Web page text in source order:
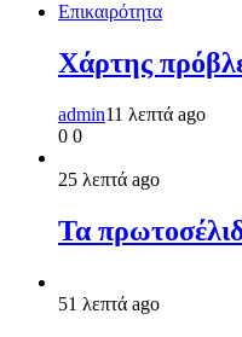
Επικαιρότητα
Χάρτης
admin11 λεπτά ago
0 0
25 λεπτά ago
Τα
51 λεπτά ago